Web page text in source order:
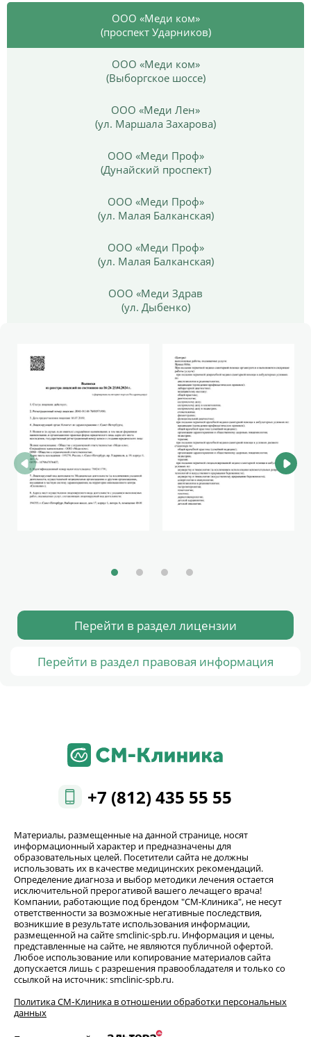
ООО «Меди ком»
(проспект Ударников)
ООО «Меди ком»
(Выборгское шоссе)
ООО «Меди Лен»
(ул. Маршала Захарова)
ООО «Меди Проф»
(Дунайский проспект)
ООО «Меди Проф»
(ул. Малая Балканская)
ООО «Меди Проф»
(ул. Малая Балканская)
ООО «Меди Здрав
(ул. Дыбенко)
Перейти в раздел лицензии
Перейти в раздел правовая информация
+7 (812) 435 55 55
Материалы, размещенные на данной странице, носят
информационный характер и предназначены для
образовательных целей. Посетители сайта не должны
использовать их в качестве медицинских рекомендаций.
Определение диагноза и выбор методики лечения остается
исключительной прерогативой вашего лечащего врача!
Компании, работающие под брендом "СМ-Клиника", не несут
ответственности за возможные негативные последствия,
возникшие в результате использования информации,
размещенной на сайте smclinic-spb.ru. Информация и цены,
представленные на сайте, не являются публичной офертой.
Любое использование или копирование материалов сайта
допускается лишь с разрешения правообладателя и только со
ссылкой на источник: smclinic-spb.ru.
Политика СМ‑Клиника в отношении обработки персональных
данных